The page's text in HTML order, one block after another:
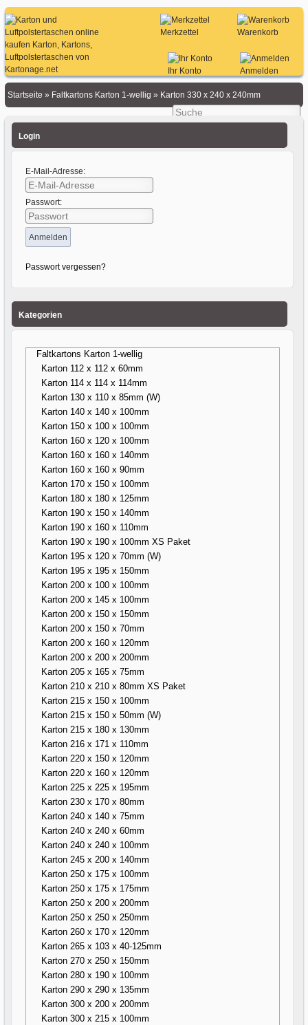
Warenkorb
Merkzettel
Anmelden
Ihr Konto
Startseite » Faltkartons Karton 1-wellig » Karton 330 x 240 x 240mm
Login
E-Mail-Adresse:
Passwort:
Passwort vergessen?
Kategorien
Faltkartons Karton 1-wellig
Karton 112 x 112 x 60mm
Karton 114 x 114 x 114mm
Karton 130 x 110 x 85mm (W)
Karton 140 x 140 x 100mm
Karton 150 x 100 x 100mm
Karton 160 x 120 x 100mm
Karton 160 x 160 x 140mm
Karton 160 x 160 x 90mm
Karton 170 x 150 x 100mm
Karton 180 x 180 x 125mm
Karton 190 x 150 x 140mm
Karton 190 x 160 x 110mm
Karton 190 x 190 x 100mm XS Paket
Karton 195 x 120 x 70mm (W)
Karton 195 x 195 x 150mm
Karton 200 x 100 x 100mm
Karton 200 x 145 x 100mm
Karton 200 x 150 x 150mm
Karton 200 x 150 x 70mm
Karton 200 x 160 x 120mm
Karton 200 x 200 x 200mm
Karton 205 x 165 x 75mm
Karton 210 x 210 x 80mm XS Paket
Karton 215 x 150 x 100mm
Karton 215 x 150 x 50mm (W)
Karton 215 x 180 x 130mm
Karton 216 x 171 x 110mm
Karton 220 x 150 x 120mm
Karton 220 x 160 x 120mm
Karton 225 x 225 x 195mm
Karton 230 x 170 x 80mm
Karton 240 x 140 x 75mm
Karton 240 x 240 x 60mm
Karton 240 x 240 x 100mm
Karton 245 x 200 x 140mm
Karton 250 x 175 x 100mm
Karton 250 x 175 x 175mm
Karton 250 x 200 x 200mm
Karton 250 x 250 x 250mm
Karton 260 x 170 x 120mm
Karton 265 x 103 x 40-125mm
Karton 270 x 250 x 150mm
Karton 280 x 190 x 100mm
Karton 290 x 290 x 135mm
Karton 300 x 200 x 200mm
Karton 300 x 215 x 100mm